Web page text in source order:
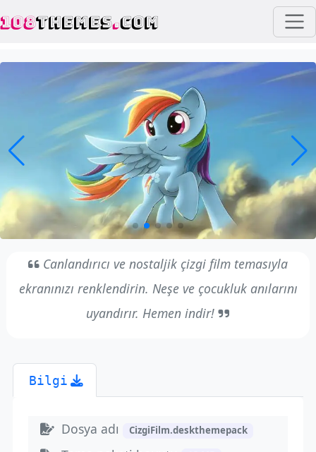
108THEMES.COM
Canlandırıcı ve nostaljik çizgi film temasıyla
ekranınızı renklendirin. Neşe ve çocukluk anılarını
uyandırır. Hemen indir!
Bilgi
Dosya adı CizgiFilm.deskthemepack